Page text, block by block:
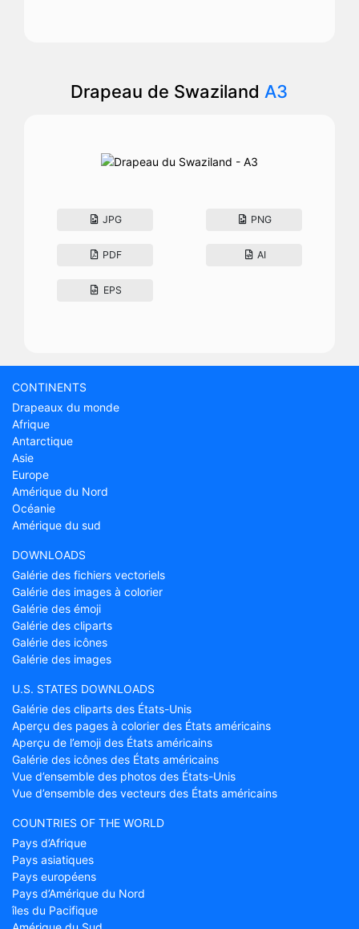
Drapeau de Swaziland A3
JPG PNG
PDF AI
EPS
CONTINENTS
Drapeaux du monde
Afrique
Antarctique
Asie
Europe
Amérique du Nord
Océanie
Amérique du sud
DOWNLOADS
Galérie des fichiers vectoriels
Galérie des images à colorier
Galérie des émoji
Galérie des cliparts
Galérie des icônes
Galérie des images
U.S. STATES DOWNLOADS
Galérie des cliparts des États-Unis
Aperçu des pages à colorier des États américains
Aperçu de l’emoji des États américains
Galérie des icônes des États américains
Vue d’ensemble des photos des États-Unis
Vue d’ensemble des vecteurs des États américains
COUNTRIES OF THE WORLD
Pays d’Afrique
Pays asiatiques
Pays européens
Pays d’Amérique du Nord
îles du Pacifique